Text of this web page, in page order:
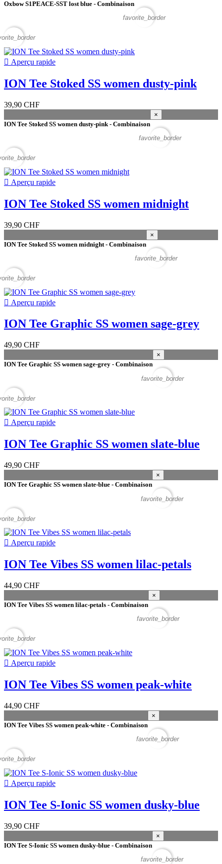
Oxbow S1PEACE-SST lost blue - Combinaison
favorite_border
 Aperçu rapide
ION Tee Stoked SS women dusty-pink
39,90 CHF
ION Tee Stoked SS women dusty-pink - Combinaison
×
favorite_border
 Aperçu rapide
ION Tee Stoked SS women midnight
39,90 CHF
ION Tee Stoked SS women midnight - Combinaison
×
favorite_border
 Aperçu rapide
ION Tee Graphic SS women sage-grey
49,90 CHF
ION Tee Graphic SS women sage-grey - Combinaison
×
favorite_border
 Aperçu rapide
ION Tee Graphic SS women slate-blue
49,90 CHF
ION Tee Graphic SS women slate-blue - Combinaison
×
favorite_border
 Aperçu rapide
ION Tee Vibes SS women lilac-petals
44,90 CHF
ION Tee Vibes SS women lilac-petals - Combinaison
×
favorite_border
 Aperçu rapide
ION Tee Vibes SS women peak-white
44,90 CHF
ION Tee Vibes SS women peak-white - Combinaison
×
favorite_border
 Aperçu rapide
ION Tee S-Ionic SS women dusky-blue
39,90 CHF
ION Tee S-Ionic SS women dusky-blue - Combinaison
×
favorite_border